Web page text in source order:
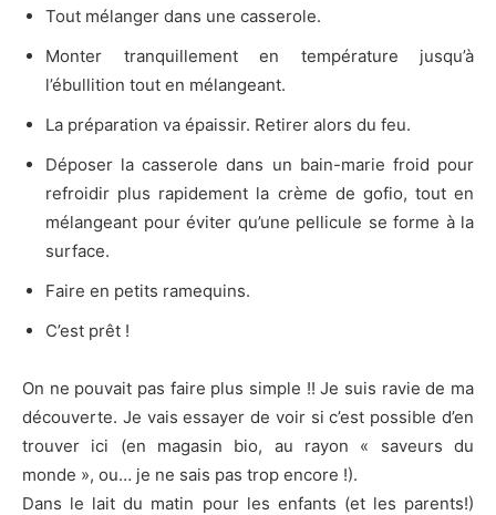
Tout mélanger dans une casserole.
Monter tranquillement en température jusqu’à
l’ébullition tout en mélangeant.
La préparation va épaissir. Retirer alors du feu.
Déposer la casserole dans un bain-marie froid pour
refroidir plus rapidement la crème de gofio, tout en
mélangeant pour éviter qu’une pellicule se forme à la
surface.
Faire en petits ramequins.
C’est prêt !
On ne pouvait pas faire plus simple !! Je suis ravie de ma
découverte. Je vais essayer de voir si c’est possible d’en
trouver ici (en magasin bio, au rayon « saveurs du
monde », ou… je ne sais pas trop encore !).
Dans le lait du matin pour les enfants (et les parents!)